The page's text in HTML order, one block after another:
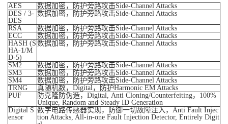
AES
数据加密，防护旁路攻击Side-Channel Attacks
DES / 3-
DES
数据加密，防护旁路攻击Side-Channel Attacks
RSA
数据加密，防护旁路攻击Side-Channel Attacks
ECC
数据加密，防护旁路攻击Side-Channel Attacks
HASH (S
HA-1/M
D-5)
数据加密，防护旁路攻击Side-Channel Attacks
SM2
数据加密，防护旁路攻击Side-Channel Attacks
SM3
数据加密，防护旁路攻击Side-Channel Attacks
SM4
数据加密，防护旁路攻击Side-Channel Attacks
TRNG
真随机数，Digital，防护Harmonic EM Attacks
PUF
防克隆防伪造，Digital, Anti Cloning/Counterfeiting，100%
Unique, Random and Steady ID Generation
Digital S
ensor
数字电路传感器实现，防御一切故障注入，Anti Fault Injec
tion Attacks, All-in-one Fault Injection Detector, Entirely Digit